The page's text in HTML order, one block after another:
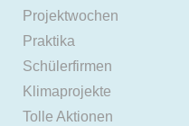
Projektwochen
Praktika
Schülerfirmen
Klimaprojekte
Tolle Aktionen